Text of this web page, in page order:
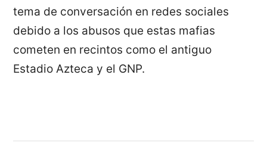
tema de conversación en redes sociales
debido a los abusos que estas mafias
cometen en recintos como el antiguo
Estadio Azteca y el GNP.